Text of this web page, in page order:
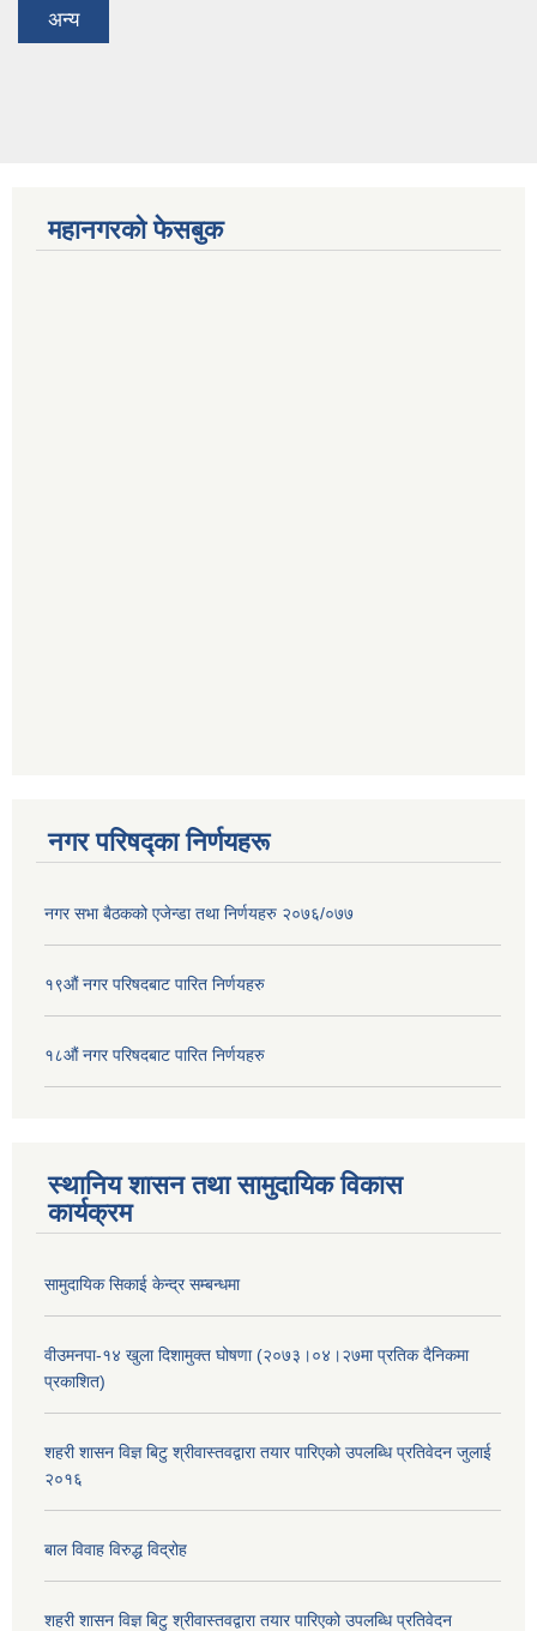
अन्य
महानगरको फेसबुक
नगर परिषद्का निर्णयहरू
नगर सभा बैठकको एजेन्डा तथा निर्णयहरु २०७६/०७७
१९औं नगर परिषदबाट पारित निर्णयहरु
१८औं नगर परिषदबाट पारित निर्णयहरु
स्थानिय शासन तथा सामुदायिक विकास
कार्यक्रम
सामुदायिक सिकाई केन्द्र सम्बन्धमा
वीउमनपा-१४ खुला दिशामुक्त घोषणा (२०७३।०४।२७मा प्रतिक दैनिकमा
प्रकाशित)
शहरी शासन विज्ञ बिटु श्रीवास्तवद्वारा तयार पारिएको उपलब्धि प्रतिवेदन जुलाई
२०१६
बाल विवाह विरुद्ध विद्रोह
शहरी शासन विज्ञ बिटु श्रीवास्तवद्वारा तयार पारिएको उपलब्धि प्रतिवेदन